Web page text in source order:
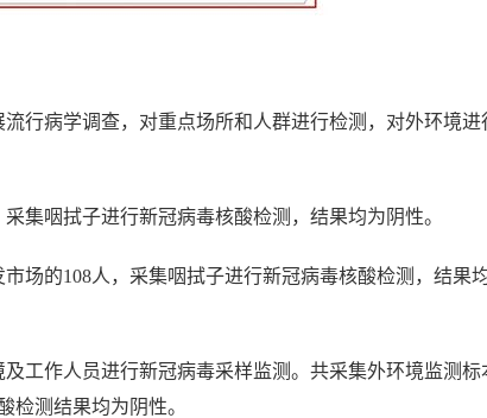
病学调查，对重点场所和人群进行检测，对外环境进
咽拭子进行新冠病毒核酸检测，结果均为阴性。
的108人，采集咽拭子进行新冠病毒核酸检测，结果
作人员进行新冠病毒采样监测。共采集外环境监测标
检测结果均为阴性。